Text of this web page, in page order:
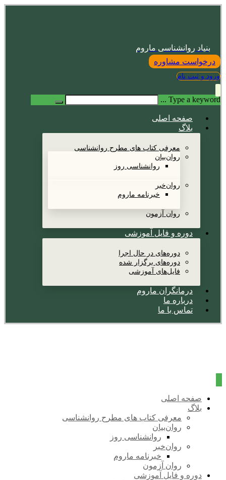
بنیاد روانشناسی ماروم
درخواست مشاوره
ورود و ثبت نام
Type a keyword ...
صفحه اصلی
بلاگ
معرفی کتاب های مطرح روانشناسی
روان‌بیان
روانشناسی روز
روان‌خبر
خبرنامه ماروم
روان آزمون
دوره و فایل آموزشی
دوره‌های در حال اجرا
دوره‌های برگزار شده
فایل‌های آموزشی
درمانگران ماروم
درباره ما
تماس با ما
صفحه اصلی
بلاگ
معرفی کتاب های مطرح روانشناسی
روان‌بیان
روانشناسی روز
روان‌خبر
خبرنامه ماروم
روان آزمون
دوره و فایل آموزشی